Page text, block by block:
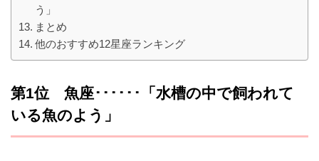
う」
まとめ
他のおすすめ12星座ランキング
第1位 魚座･･････「水槽の中で飼われて
いる魚のよう」